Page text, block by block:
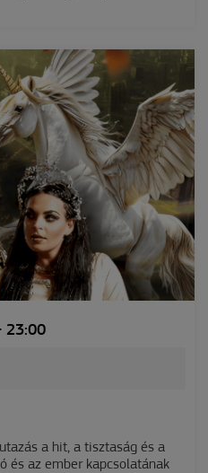
23:00
a hit, a tisztaság és a
és az ember kapcsolatának